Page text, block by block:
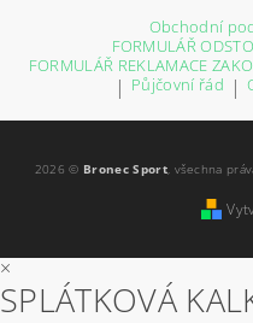
Obchodní
FORMULÁŘ
FORMULÁŘ REKLAMACE
| Půjčovní řád |
2026 © Bronec Sport, všechna
×
SPLÁTKOVÁ